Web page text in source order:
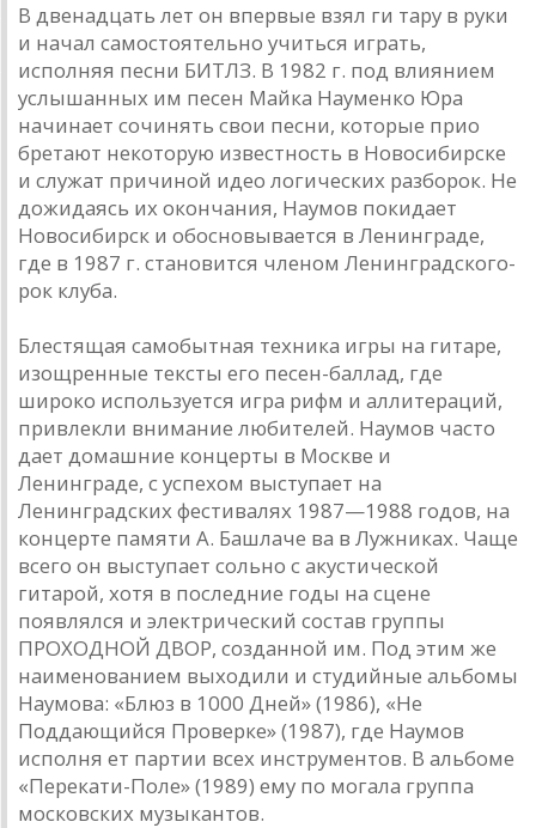
В двенадцать лет он впервые взял ги тару в руки
и начал самостоятельно учиться играть,
исполняя песни БИТЛЗ. В 1982 г. под влиянием
услышанных им песен Майка Науменко Юра
начинает сочинять свои песни, которые прио
бретают некоторую известность в Новосибирске
и служат причиной идео логических разборок. Не
дожидаясь их окончания, Наумов покидает
Новосибирск и обосновывается в Ленинграде,
где в 1987 г. становится членом Ленинградского-
рок клуба.
Блестящая самобытная техника игры на гитаре,
изощренные тексты его песен-баллад, где
широко используется игра рифм и аллитераций,
привлекли внимание любителей. Наумов часто
дает домашние концерты в Москве и
Ленинграде, с успехом выступает на
Ленинградских фестивалях 1987—1988 годов, на
концерте памяти А. Башлаче ва в Лужниках. Чаще
всего он выступает сольно с акустической
гитарой, хотя в последние годы на сцене
появлялся и электрический состав группы
ПРОХОДНОЙ ДВОР, созданной им. Под этим же
наименованием выходили и студийные альбомы
Наумова: «Блюз в 1000 Дней» (1986), «Не
Поддающийся Проверке» (1987), где Наумов
исполня ет партии всех инструментов. В альбоме
«Перекати-Поле» (1989) ему по могала группа
московских музыкантов.